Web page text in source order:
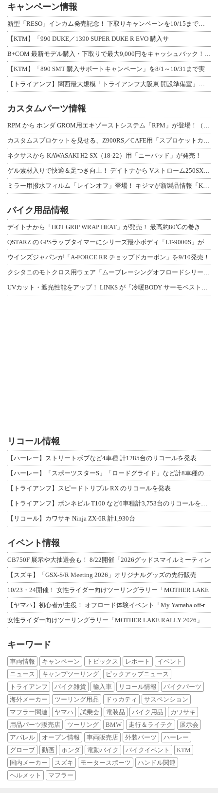
キャンペーン情報
新型「RESO」インカム発売記念！ 下取りキャンペーンを10/15まで延長して開
【KTM】「990 DUKE／1390 SUPER DUKE R EVO 購入サ
B+COM 最新モデル購入・下取りで最大9,000円をキャッシュバック！「B+F
【KTM】「890 SMT 購入サポートキャンペーン」を8/1～10/31まで実
【トライアンフ】関西最大規模「トライアンフ大阪東 開設準備室」がオープン！ 限定
カスタムパーツ情報
RPM から ホンダ GROM用エキゾーストシステム「RPM」が登場！（動画あり
カスタムスプロケットを見せる、Z900RS／CAFE用「スプロケットカバーフルキ
ネクサスから KAWASAKI H2 SX（18-22）用「ニーパッド」が発売！
ゲル素材入りで快適＆足つき向上！ デイトナから Vストローム250SX用「快適ロ
ミラー用撥水フィルム「レインオフ」登場！ キジマが新製品情報「KIJIMA NE
バイク用品情報
デイトナから「HOT GRIP WRAP HEAT」が発売！ 最高約80℃の巻き
QSTARZ の GPSラップタイマーにシリーズ最小ボディ「LT-9000S」が
ウインズジャパンが「A-FORCE RR チョップドカーボン」を9/10発売！
クシタニのモトクロス用ウェア「ムーブレーシングオフロードシリーズ」3アイテムが登
UVカット・遮光性能をアップ！ LINKS が「冷暖BODY サーモベスト」改良
リコール情報
【ハーレー】ストリートボブなど4車種 計1285台のリコールを発表
【ハーレー】「スポーツスターS」「ロードグライド」など計8車種のリコールを発表
【トライアンフ】スピードトリプル RX のリコールを発表
【トライアンフ】ボンネビル T100 など6車種計3,753台のリコールを発表
【リコール】カワサキ Ninja ZX-6R 計1,930台
イベント情報
CB750F 展示や大抽選会も！ 8/22開催「2026グッドスマイルミーティン
【スズキ】「GSX-S/R Meeting 2026」オリジナルグッズの先行販売
10/23・24開催！ 女性ライダー向けツーリングラリー「MOTHER LAKE
【ヤマハ】初心者が主役！ オフロード体験イベント「My Yamaha off-r
女性ライダー向けツーリングラリー「MOTHER LAKE RALLY 2026」
キーワード
車両情報 キャンペーン トピックス レポート
イベント
ニュース
キャンプツーリング
ピックアップニュース
トライアンフ
バイク雑貨 輸入車 リコール情報
バイクパーツ
海外メーカー
ツーリング用品 ドゥカティ
サスペンション
マフラー関連
ヤマハ 試乗会 電装品 バイク用品
カワサキ
用品パーツ販売店
ツーリング BMW 走行＆ライテク
展示会
アパレル
オープン情報 車両販売店 外装パーツ
ハーレー
グローブ
動画 ホンダ 電動バイク バイクイベント
KTM
国内メーカー
スズキ モータースポーツ
ハンドル関連
ヘルメット
マフラー